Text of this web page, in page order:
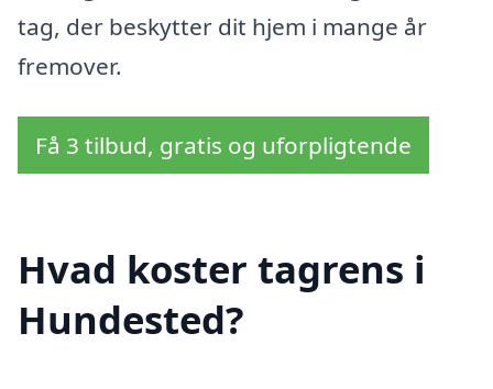
tag, der beskytter dit hjem i mange år
fremover.
Få 3 tilbud, gratis og uforpligtende
Hvad koster tagrens i
Hundested?